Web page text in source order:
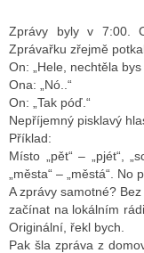
Zprávy byly v 7:00.
Zprávařku zřejmě
On: „Hele, nechtěla
Ona: „Nó..“
On: „Tak póď.“
Nepříjemný pisklavý
Příklad:
Místo „pět“ – „pjét“,
„města“ – „městá“.
A zprávy samotné?
začínat na lokálním
Originální, řekl bych.
Pak šla zpráva z